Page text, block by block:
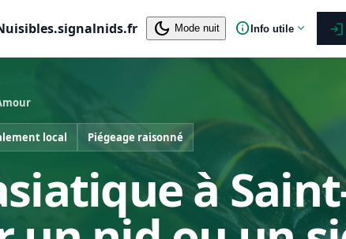
dark_mode Mode nuit infoInfo utile expand_more login
local Piégeage raisonné
à